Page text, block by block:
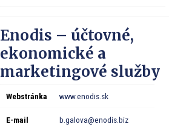
Enodis – účtovné,
ekonomické a
marketingové služby
Webstránka www.enodis.sk
E-mail b.galova@enodis.biz